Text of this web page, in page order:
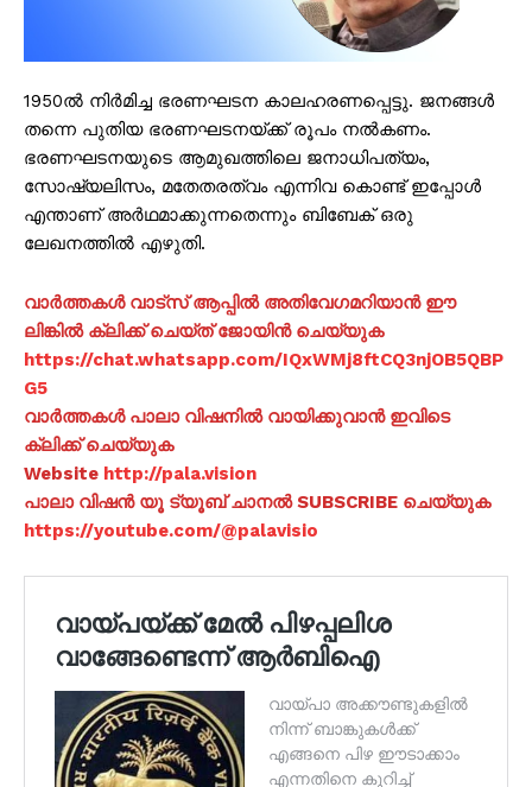
1950ൽ നിർമിച്ച ഭരണഘടന കാലഹരണപ്പെട്ടു. ജനങ്ങൾ
തന്നെ പുതിയ ഭരണഘടനയ്ക്ക് രൂപം നൽകണം.
ഭരണഘടനയുടെ ആമുഖത്തിലെ ജനാധിപത്യം,
സോഷ്യലിസം, മതേതരത്വം എന്നിവ കൊണ്ട് ഇപ്പോൾ
എന്താണ് അർഥമാക്കുന്നതെന്നും ബിബേക് ഒരു
ലേഖനത്തിൽ എഴുതി.
വാർത്തകൾ വാട്സ് ആപ്പിൽ അതിവേഗമറിയാൻ ഈ
ലിങ്കിൽ ക്ലിക്ക് ചെയ്ത് ജോയിൻ ചെയ്യുക
https://chat.whatsapp.com/IQxWMj8ftCQ3njOB5QBP
G5
വാർത്തകൾ പാലാ വിഷനിൽ വായിക്കുവാൻ ഇവിടെ
ക്ലിക്ക് ചെയ്യുക
Website http://pala.vision
പാലാ വിഷൻ യൂ ട്യൂബ് ചാനൽ SUBSCRIBE ചെയ്യുക
https://youtube.com/@palavisio